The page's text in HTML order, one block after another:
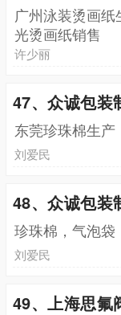
广州泳装烫画
光烫画纸销售
许少丽
47、众诚包装
东莞珍珠棉生
刘爱民
48、众诚包装
珍珠棉，气泡袋
刘爱民
49、上海思氟